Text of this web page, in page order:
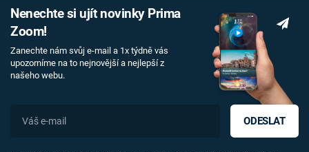
Nenechte si ujít novinky Prima
Zoom!
Zanechte nám svůj e-mail a 1x týdně vás
upozorníme na to nejnovější a nejlepší z
našeho webu.
ODESLAT